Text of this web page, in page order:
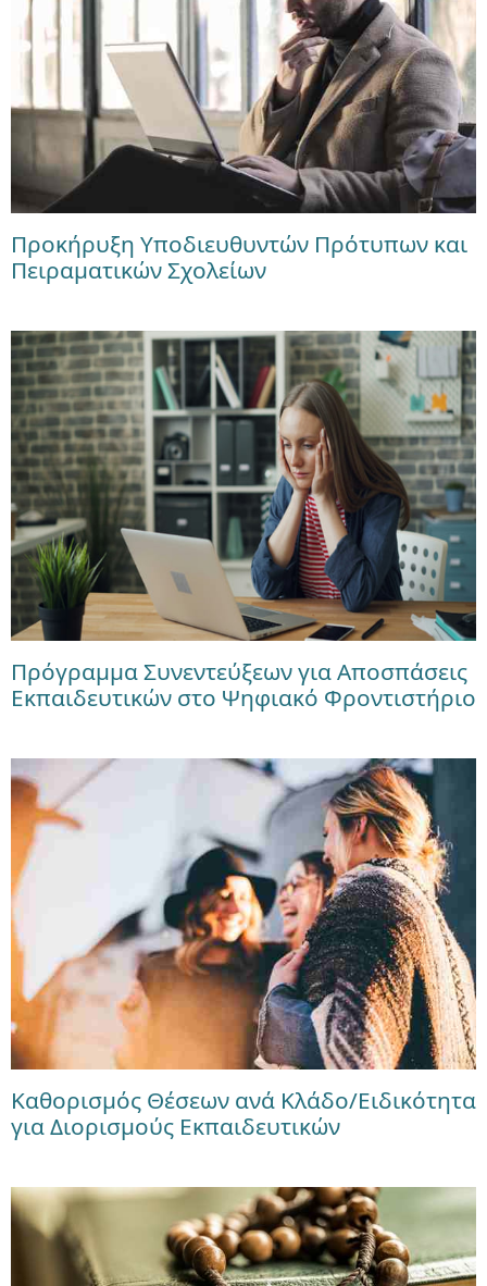
Προκήρυξη Υποδιευθυντών Πρότυπων και
Πειραματικών Σχολείων
Πρόγραμμα Συνεντεύξεων για Αποσπάσεις
Εκπαιδευτικών στο Ψηφιακό Φροντιστήριο
Καθορισμός Θέσεων ανά Κλάδο/Ειδικότητα
για Διορισμούς Εκπαιδευτικών